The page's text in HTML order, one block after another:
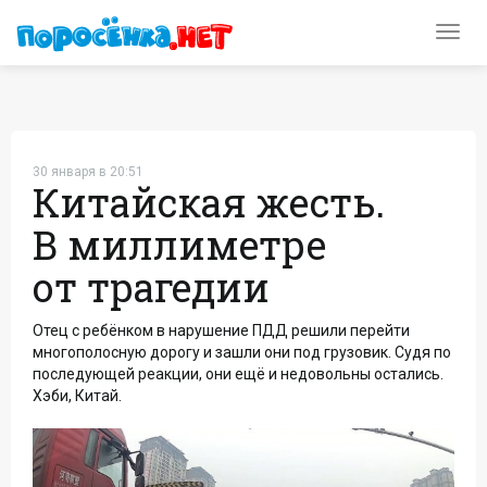
30 января в 20:51
Китайская жесть.
В миллиметре
от трагедии
Отец с ребёнком в нарушение ПДД решили перейти
многополосную дорогу и зашли они под грузовик. Судя по
последующей реакции, они ещё и недовольны остались.
Хэби, Китай.